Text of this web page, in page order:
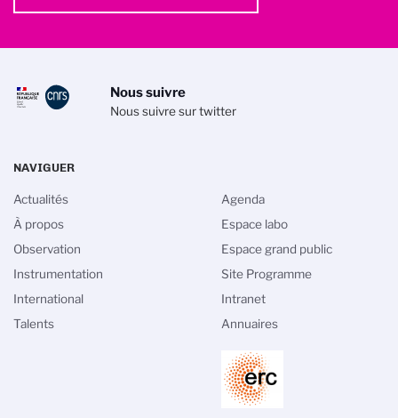
Nous suivre
Nous suivre sur twitter
NAVIGUER
Actualités
À propos
Observation
Instrumentation
International
Talents
Agenda
Espace labo
Espace grand public
Site Programme
Intranet
Annuaires
Gestion des cookies
CNRS est élaborée en adéquation avec sa
site vous donne l’information sur les cookies qu’il utilise et le
contrôle de ceux non nécessaires à son fonctionnement et son